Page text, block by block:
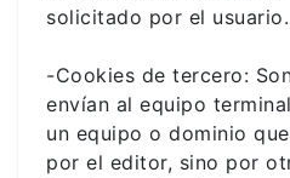
solicitado por el usuario.
-Cookies de tercero:
envían al equipo
un equipo o dominio
por el editor, sino por